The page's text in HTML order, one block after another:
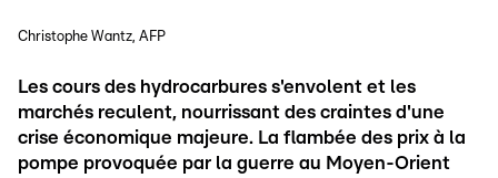
Christophe Wantz AFP
Les cours des hydrocarbures s'envolent et les
marchés reculent, nourrissant des craintes d'une
crise économique majeure. La flambée des prix à la
pompe provoquée par la guerre au Moyen-Orient